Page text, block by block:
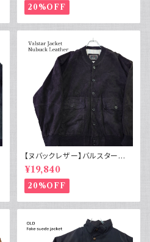
20%OFF
【ヌバックレザー】バルスター型
ブルゾンジャケット イタリア ヴィ
ンテージ 黒
¥19,840
20%OFF